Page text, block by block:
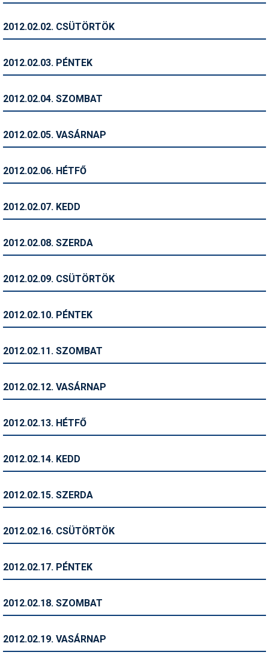
Ingatlan
Kerékpár
Magazinok
Pályázatok
Síbérletárak
Sífelszerelés
Símánia
Síszerviz
Snowboard
2012.02.02. CSÜTÖRTÖK
2012.02.03. PÉNTEK
2012.02.04. SZOMBAT
2012.02.05. VASÁRNAP
2012.02.06. HÉTFŐ
2012.02.07. KEDD
2012.02.08. SZERDA
2012.02.09. CSÜTÖRTÖK
2012.02.10. PÉNTEK
2012.02.11. SZOMBAT
2012.02.12. VASÁRNAP
2012.02.13. HÉTFŐ
2012.02.14. KEDD
2012.02.15. SZERDA
2012.02.16. CSÜTÖRTÖK
2012.02.17. PÉNTEK
2012.02.18. SZOMBAT
2012.02.19. VASÁRNAP